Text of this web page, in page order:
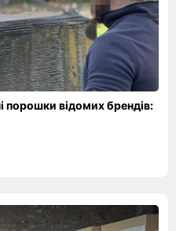
порошки відомих брендів: